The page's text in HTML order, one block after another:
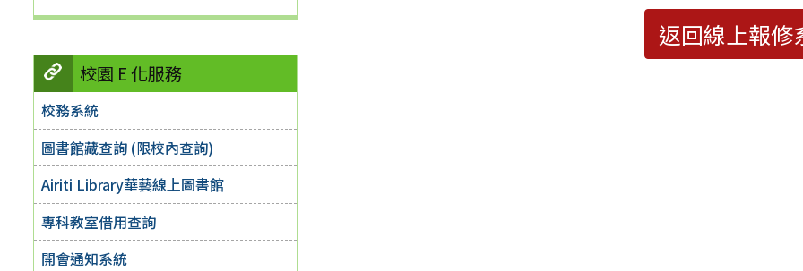
校園 E 化服務
校務系統
圖書館藏查詢 (限校內查詢)
Airiti Library華藝線上圖書館
專科教室借用查詢
開會通知系統
返回線上報修